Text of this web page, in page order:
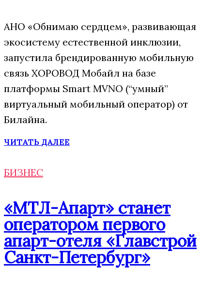
АНО «Обнимаю сердцем», развивающая
экосистему естественной инклюзии,
запустила брендированную мобильную
связь ХОРОВОД Мобайл на базе
платформы Smart MVNO (“умный”
виртуальный мобильный оператор) от
Билайна.
ЧИТАТЬ ДАЛЕЕ
БИЗНЕС
«МТЛ-Апарт» станет
оператором первого
апарт-отеля «Главстрой
Санкт-Петербург»